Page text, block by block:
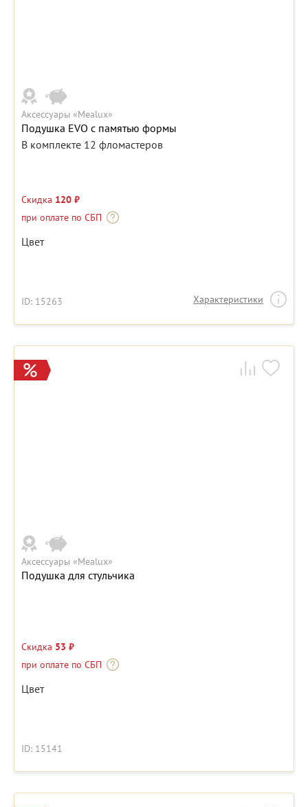
Аксессуары «Mealux»
Подушка EVO с памятью формы
В комплекте 12 фломастеров
Скидка 120 ₽
при оплате по СБП
Цвет
ID: 15263 Характеристики
Аксессуары «Mealux»
Подушка для стульчика
Скидка 53 ₽
при оплате по СБП
Цвет
ID: 15141